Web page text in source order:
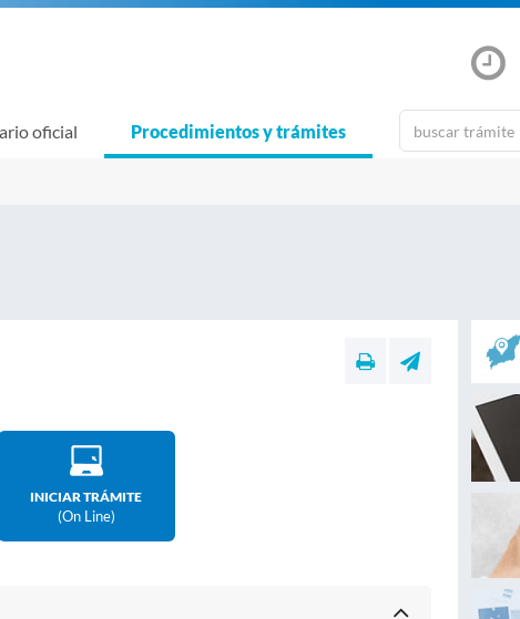
oficial Procedimientos y trámites
INICIAR TRÁMITE
(on Line)